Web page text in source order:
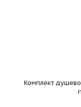
Комплект